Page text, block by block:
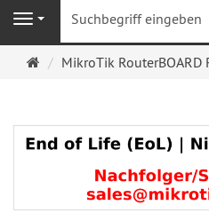
Navigation
Startseite
MikroTik RouterBOARD